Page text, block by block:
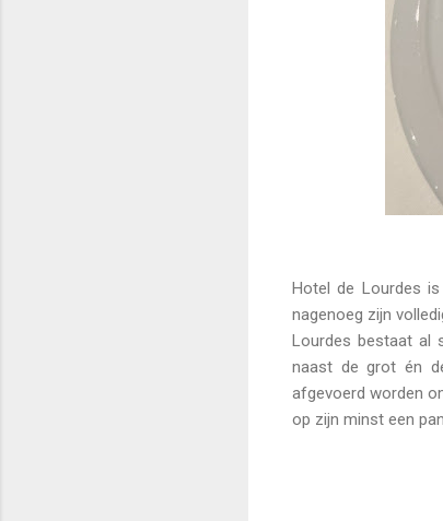
Hotel de Lourdes
nagenoeg zijn
Lourdes bestaat al
naast de grot én
afgevoerd worden
op zijn minst een